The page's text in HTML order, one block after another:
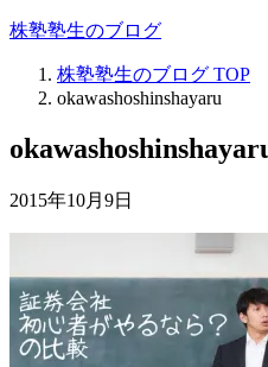
株塾塾生のブログ
株塾塾生のブログ TOP
okawashoshinshayaru
2015年10月9日